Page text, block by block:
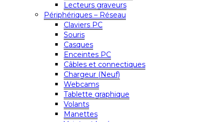
Lecteurs graveurs
Périphériques – Réseau
Claviers PC
Souris
Casques
Enceintes PC
Câbles et connectiques
Chargeur (Neuf)
Webcams
Tablette graphique
Volants
Manettes